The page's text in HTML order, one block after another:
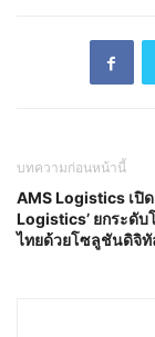
บทความก่อนหน้านี้
AMS Logistics เปิด
Logistics’ ยกระดับ
ไทยด้วยโซลูชันดิจิทั